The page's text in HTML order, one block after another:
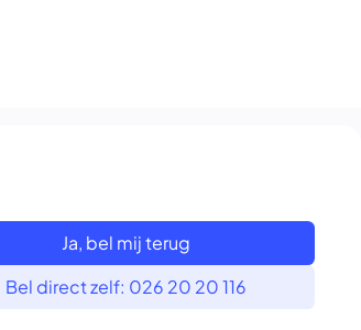
Ja, bel mij terug
Bel direct zelf: 026 20 20 116